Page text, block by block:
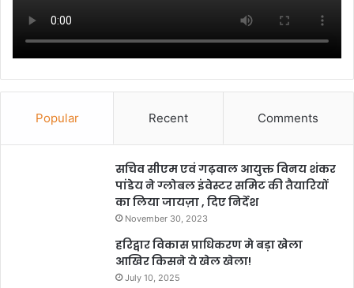
Popular Recent Comments
सचिव सीएम एवं गढ़वाल आयुक्त विनय शंकर
पांडेय ने ग्लोबल इंवेस्टर समिट की तैयारियों
का लिया जायज़ा , दिए निर्देश
November 30, 2023
हरिद्वार विकास प्राधिकरण मे बड़ा खेला
आखिर किसने ये खेल खेला!
July 10, 2025